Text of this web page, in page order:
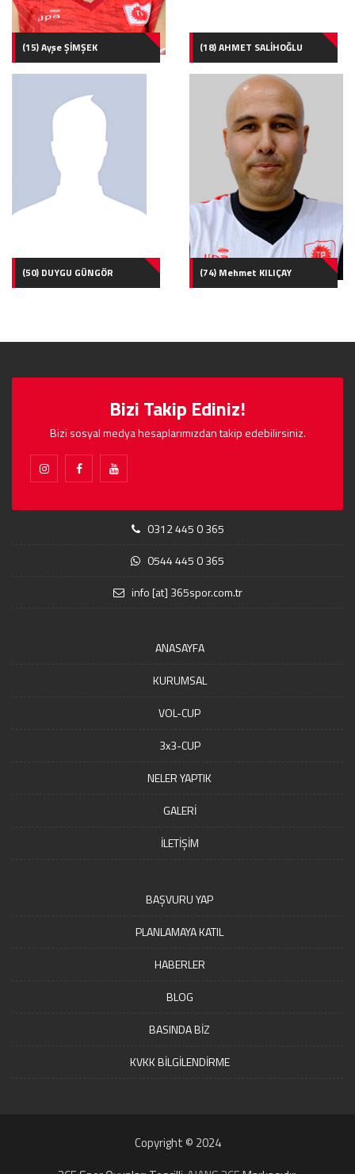
(15) Ayşe ŞİMŞEK (18) AHMET SALİHOĞLU
(50) DUYGU GÜNGÖR (74) Mehmet KILIÇAY
Bizi Takip Ediniz!
Bizi sosyal medya hesaplarımızdan takip edebilirsiniz.
0312 445 0 365
0544 445 0 365
info [at] 365spor.com.tr
ANASAYFA
KURUMSAL
VOL-CUP
3x3-CUP
NELER YAPTIK
GALERİ
İLETİŞİM
BAŞVURU YAP
PLANLAMAYA KATIL
HABERLER
BLOG
BASINDA BİZ
KVKK BİLGİLENDİRME
Copyright © 2024